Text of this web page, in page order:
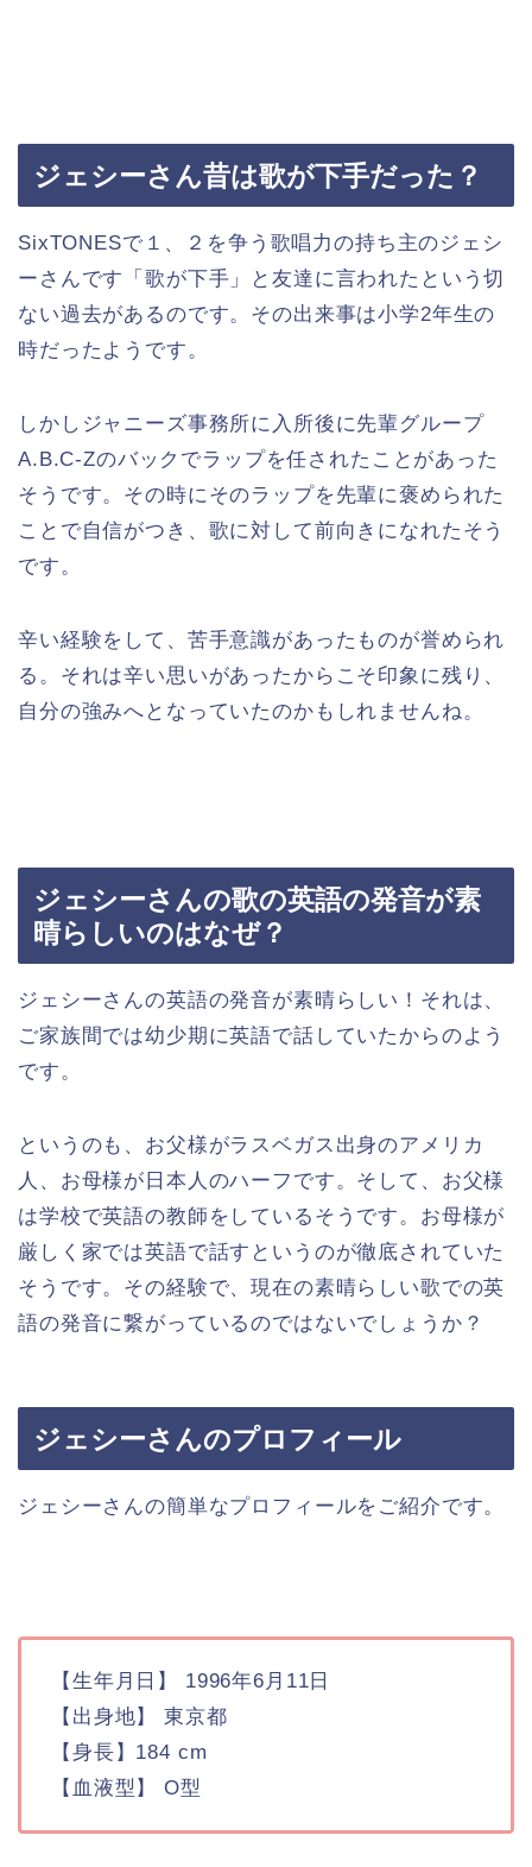
ジェシーさん昔は歌が下手だった？
SixTONESで１、２を争う歌唱力の持ち主のジェシ
ーさんです「歌が下手」と友達に言われたという切
ない過去があるのです。その出来事は小学2年生の
時だったようです。
しかしジャニーズ事務所に入所後に先輩グループ
A.B.C-Zのバックでラップを任されたことがあった
そうです。その時にそのラップを先輩に褒められた
ことで自信がつき、歌に対して前向きになれたそう
です。
辛い経験をして、苦手意識があったものが誉められ
る。それは辛い思いがあったからこそ印象に残り、
自分の強みへとなっていたのかもしれませんね。
ジェシーさんの歌の英語の発音が素
晴らしいのはなぜ？
ジェシーさんの英語の発音が素晴らしい！それは、
ご家族間では幼少期に英語で話していたからのよう
です。
というのも、お父様がラスベガス出身のアメリカ
人、お母様が日本人のハーフです。そして、お父様
は学校で英語の教師をしているそうです。お母様が
厳しく家では英語で話すというのが徹底されていた
そうです。その経験で、現在の素晴らしい歌での英
語の発音に繋がっているのではないでしょうか？
ジェシーさんのプロフィール
ジェシーさんの簡単なプロフィールをご紹介です。
【生年月日】 1996年6月11日
【出身地】 東京都
【身長】184 cm
【血液型】 O型